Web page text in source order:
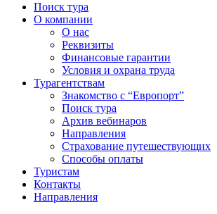
Поиск тура
О компании
О нас
Реквизиты
Финансовые гарантии
Условия и охрана труда
Турагентствам
Знакомство с “Европорт”
Поиск тура
Архив вебинаров
Направления
Страхование путешествующих
Способы оплаты
Туристам
Контакты
Направления